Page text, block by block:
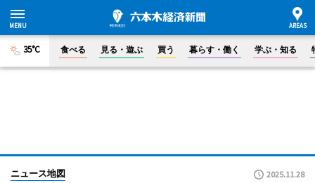
35°C 食べる 見る・遊ぶ 買う 暮らす・働く 学ぶ・知る
ニュース地図 2025.11.28